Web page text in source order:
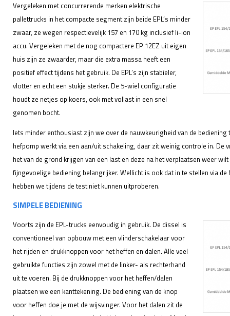
Vergeleken met concurrerende merken elektrische
pallettrucks in het compacte segment zijn beide EPL’s minder
zwaar, ze wegen respectievelijk 157 en 170 kg inclusief li-ion
accu. Vergeleken met de nog compactere EP 12EZ uit eigen
huis zijn ze zwaarder, maar die extra massa heeft een
positief effect tijdens het gebruik. De EPL’s zijn stabieler,
vlotter en echt een stukje sterker. De 5-wiel configuratie
houdt ze netjes op koers, ook met vollast in een snel
genomen bocht.
Iets minder enthousiast zijn we over de nauwkeurigheid van de
hefpomp werkt via een aan/uit schakeling, daar zit weinig controle in. De
het van de grond krijgen van een last en deze na het verplaatsen weer
fijngevoelige bediening belangrijker. Wellicht is ook dat in te stellen via
hebben we tijdens de test niet kunnen uitproberen.
SIMPELE BEDIENING
Voorts zijn de EPL-trucks eenvoudig in gebruik. De dissel is
conventioneel van opbouw met een vlinderschakelaar voor
het rijden en drukknoppen voor het heffen en dalen. Alle veel
gebruikte functies zijn zowel met de linker- als rechterhand
uit te voeren. Bij de drukknoppen voor het heffen/dalen
plaatsen we een kanttekening. De bediening van de knop
voor heffen doe je met de wijsvinger. Voor het dalen zit de